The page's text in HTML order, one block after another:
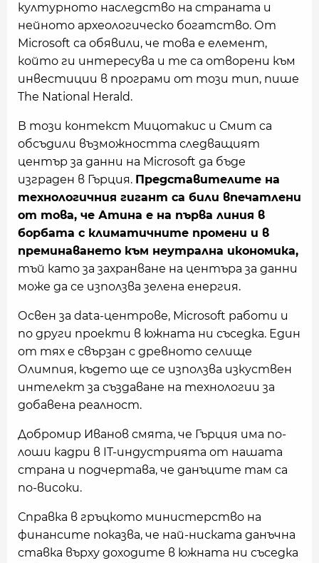
културното наследство на страната и
нейното археологическо богатство. От
Microsoft са обявили, че това е елемент,
който ги интересува и те са отворени към
инвестиции в програми от този тип, пише
The National Herald.
В този контекст Мицотакис и Смит са
обсъдили възможността следващият
център за данни на Microsoft да бъде
изграден в Гърция. Представителите на
технологичния гигант са били впечатлени
от това, че Атина е на първа линия в
борбата с климатичните промени и в
преминаването към неутрална икономика,
тъй като за захранване на центъра за данни
може да се използва зелена енергия.
Освен за data-центрове, Microsoft работи и
по други проекти в южната ни съседка. Един
от тях е свързан с древното селище
Олимпия, където ще се използва изкуствен
интелект за създаване на технологии за
добавена реалност.
Добромир Иванов смята, че Гърция има по-
лоши кадри в IT-индустрията от нашата
страна и подчертава, че данъците там са
по-високи.
Справка в гръцкото министерство на
финансите показва, че най-ниската данъчна
ставка върху доходите в южната ни съседка